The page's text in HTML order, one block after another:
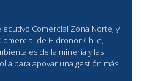
Comercial Zona Norte, y
de Hidronor Chile,
de la minería y las
para apoyar una gestión más